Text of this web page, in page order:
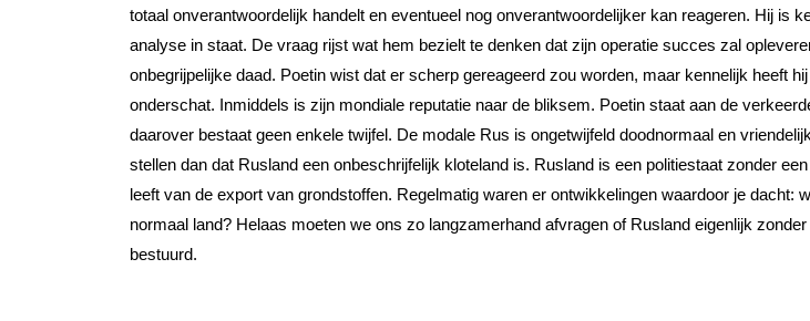
totaal onverantwoordelijk handelt en eventueel nog onverantwoordelijker kan reageren. Hij is
analyse in staat. De vraag rijst wat hem bezielt te denken dat zijn operatie succes zal
onbegrijpelijke daad. Poetin wist dat er scherp gereageerd zou worden, maar kennelijk heeft
onderschat. Inmiddels is zijn mondiale reputatie naar de bliksem. Poetin staat aan de
daarover bestaat geen enkele twijfel. De modale Rus is ongetwijfeld doodnormaal en
stellen dan dat Rusland een onbeschrijfelijk kloteland is. Rusland is een politiestaat zonder
leeft van de export van grondstoffen. Regelmatig waren er ontwikkelingen waardoor je dacht:
normaal land? Helaas moeten we ons zo langzamerhand afvragen of Rusland eigenlijk
bestuurd.